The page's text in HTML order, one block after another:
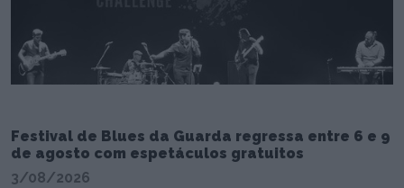
Festival de Blues da Guarda regressa entre 6 e 9
de agosto com espetáculos gratuitos
3/08/2026